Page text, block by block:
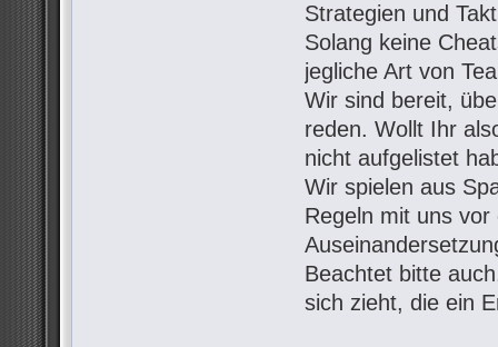
Strategien und
Solang keine
jegliche Art von
Wir sind bereit,
reden. Wollt Ihr
nicht aufgelistet
Wir spielen aus
Regeln mit uns
Beachtet bitte
sich zieht, die ein